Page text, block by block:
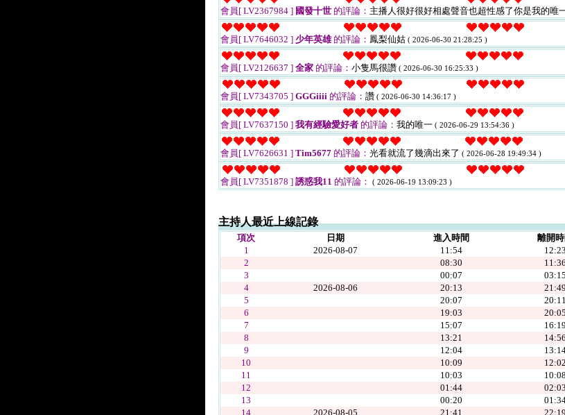
會員[ LV2367984 ] 國發十世 的評論： 主播人很好很好相處聲音也超性感了你是我的唯
會員[ LV7646032 ] 少年英雄的評論： 鳳梨仙姑 ( 2026-06-30 21:28:25 )
會員[ LV2126637 ] 全家 的評論： 小隻馬很讚 ( 2026-06-30 16:25:33 )
會員[ LV7343705 ] GGGiiii 的評論： 讚 ( 2026-06-30 14:36:17 )
會員[ LV7637150 ] 我有經驗愛好者 的評論： 我的唯一 ( 2026-06-29 13:54:36 )
會員[ LV7626631 ] Tim5677 的評論： 光看就流了幾滴出來了 ( 2026-06-28 19:49:34 )
會員[ LV7351878 ] 誘惑我11 的評論： ( 2026-06-19 13:09:23 )
主持人最近上線記錄
項次 日期 進入時間 離開時
1
2026-08-07 11:54 12:23
2
08:30 11:36
3
00:07 03:15
4
2026-08-06 20:13 21:49
5
20:07 20:11
6
19:03 20:05
7
15:07 16:19
8
13:21 14:56
9
12:04
10
10:09 12:02
11
10:03 10:08
12
01:44 02:03
13
00:20
14
2026-08-05 21:41 22:19